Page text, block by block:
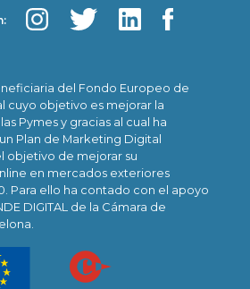
del Fondo Europeo de
cuyo objetivo es mejorar la
Pymes y gracias al cual ha
Plan de Marketing Digital
objetivo de mejorar su
en mercados exteriores
Para ello ha contado con el apoyo
DIGITAL de la Cámara de